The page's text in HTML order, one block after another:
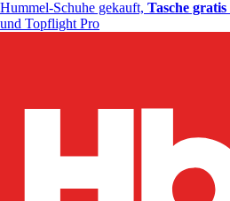
Hummel-Schuhe gekauft, Tasche gratis
und Topflight Pro